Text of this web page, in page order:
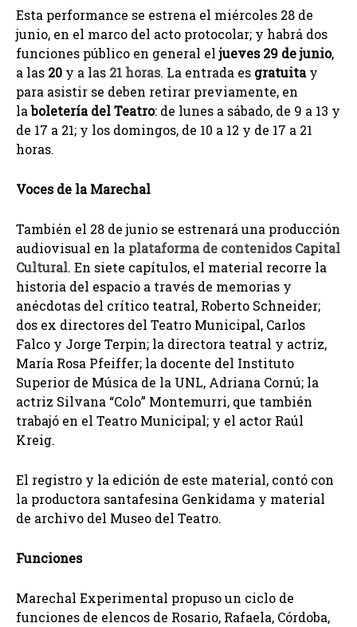
Esta performance se estrena el miércoles 28 de
junio, en el marco del acto protocolar; y habrá dos
funciones público en general eljueves 29 de junio,
a las 20 y a las 21 horas. La entrada es gratuitay
para asistir se deben retirar previamente, en
laboletería del Teatro: de lunes a sábado, de 9 a 13 y
de 17 a 21; y los domingos, de 10 a 12 y de 17 a 21
horas.
Voces de la Marechal
También el 28 de junio se estrenará una producción
audiovisual en la plataforma de contenidos Capital
Cultural. En siete capítulos, el material recorre la
historia del espacio a través de memorias y
anécdotas del crítico teatral, Roberto Schneider;
dos ex directores del Teatro Municipal, Carlos
Falco y Jorge Terpin; la directora teatral y actriz,
María Rosa Pfeiffer; la docente del Instituto
Superior de Música de la UNL, Adriana Cornú; la
actriz Silvana “Colo” Montemurri, que también
trabajó en el Teatro Municipal; y el actor Raúl
Kreig.
El registro y la edición de este material, contó con
la productora santafesina Genkidama y material
de archivo del Museo del Teatro.
Funciones
Marechal Experimental propuso un ciclo de
funciones de elencos de Rosario, Rafaela, Córdoba,